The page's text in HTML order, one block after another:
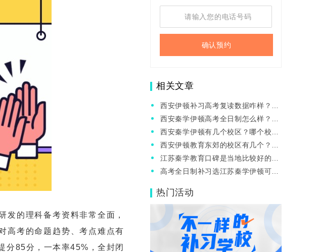
的理科备考资料非常全面，
高考的命题趋势、考点难点有
分85分，一本率45%，全封闭
确认预约
相关文章
西安伊顿补习高考复读数据咋样？适
合中等生提分吗？
西安秦学伊顿高考全日制怎么样？高
三找辅导班需要注意什么？
西安秦学伊顿有几个校区？哪个校区
管理好？
西安伊顿教育东郊的校区有几个？哪
个师资好？
江苏秦学教育口碑是当地比较好的
吗？提分咋样？
高考全日制补习选江苏秦学伊顿可以
热门活动